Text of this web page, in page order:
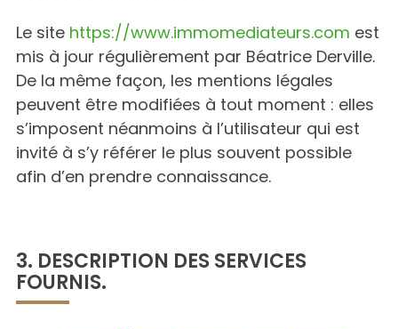
Le site https://www.immomediateurs.com est
mis à jour régulièrement par Béatrice Derville.
De la même façon, les mentions légales
peuvent être modifiées à tout moment : elles
s’imposent néanmoins à l’utilisateur qui est
invité à s’y référer le plus souvent possible
afin d’en prendre connaissance.
3. DESCRIPTION DES SERVICES
FOURNIS.